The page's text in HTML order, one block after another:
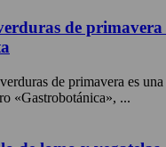
de primavera
de primavera es
«Gastrobotánica», ...